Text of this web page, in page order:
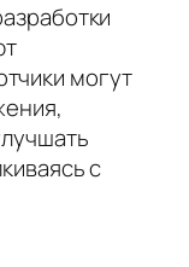
могут
с